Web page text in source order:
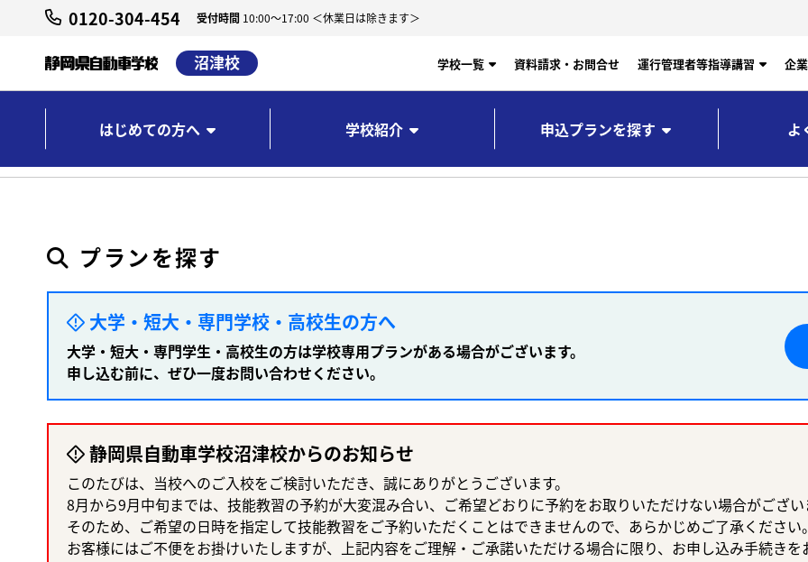
0120-304-454 受付時間 10:00～17:00 ＜休業日は除きます＞
沼津校 学校一覧 資料請求・お問合せ 運行管理者等指導講習 企
はじめての方へ 学校紹介 申込プランを探す よ
沼津校 ホーム
プランを探す
大学・短大・専門学校・高校生の方へ
大学・短大・専門学生・高校生の方は学校専用プランがある場合がございます。
申し込む前に、ぜひ一度お問い合わせください。
静岡県自動車学校沼津校からのお知らせ
このたびは、当校へのご入校をご検討いただき、誠にありがとうございます。
8月から9月中旬までは、技能教習の予約が大変混み合い、ご希望どおりに予約をお取りいただけない場合がござい
そのため、ご希望の日時を指定して技能教習をご予約いただくことはできませんので、あらかじめご了承ください
お客様にはご不便をお掛けいたしますが、上記内容をご理解・ご承諾いただける場合に限り、お申し込み手続きを